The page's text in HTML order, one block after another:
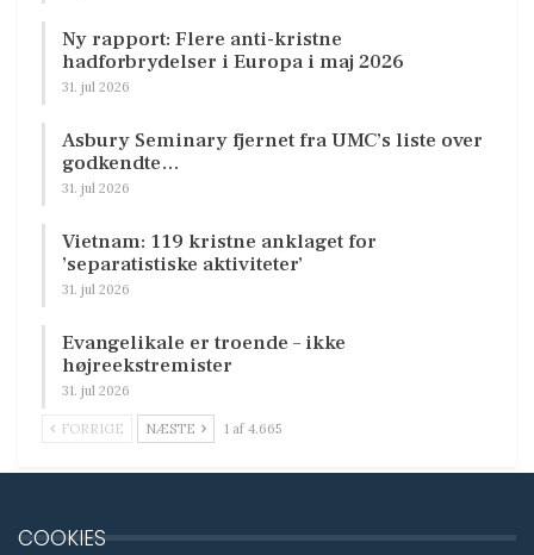
Ny rapport: Flere anti-kristne
hadforbrydelser i Europa i maj 2026
31. jul 2026
Asbury Seminary fjernet fra UMC’s liste over
godkendte…
31. jul 2026
Vietnam: 119 kristne anklaget for
’separatistiske aktiviteter’
31. jul 2026
Evangelikale er troende – ikke
højreekstremister
31. jul 2026
FORRIGE NÆSTE 1 af 4.665
COOKIES